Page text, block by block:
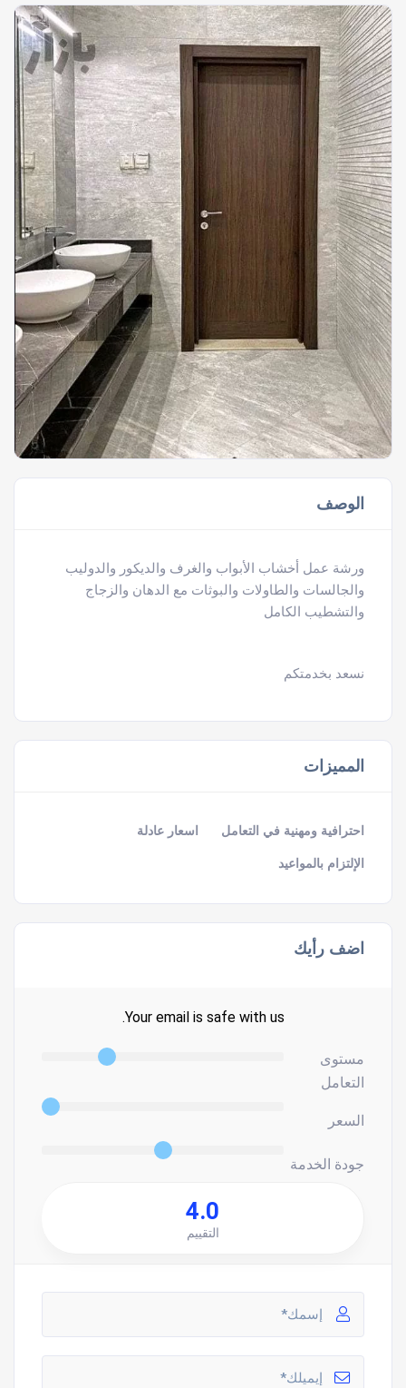
الوصف
ورشة عمل أخشاب الأبواب والغرف والديكور والدوليب
والجالسات والطاولات والبوثات مع الدهان والزجاج
والتشطيب الكامل
نسعد بخدمتكم
المميزات
احترافية ومهنية في التعامل اسعار عادلة
الإلتزام بالمواعيد
اضف رأيك
Your email is safe with us.
مستوى
التعامل
السعر
جودة الخدمة
4.0
التقييم